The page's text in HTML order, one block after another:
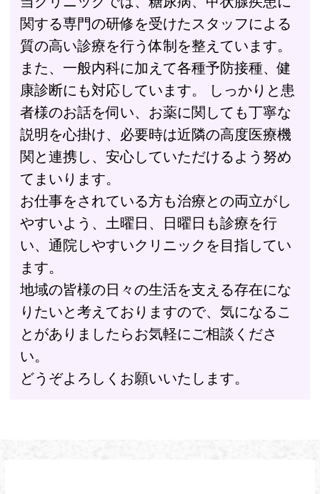
関する専門の研修を受けたスタッフによる
質の高い診療を行う体制を整えています。
また、一般内科に加えて各種予防接種、健
康診断にも対応しています。 しっかりと患
者様のお話を伺い、お薬に関しても丁寧な
説明を心掛け、必要時は近隣の高度医療機
関と連携し、安心していただけるよう努め
てまいります。
お仕事をされている方も治療との両立がし
やすいよう、土曜日、日曜日も診療を行
い、通院しやすいクリニックを目指してい
ます。
地域の皆様の日々の生活を支える存在にな
りたいと考えておりますので、気になるこ
とがありましたらお気軽にご相談くださ
い。
どうぞよろしくお願いいたします。